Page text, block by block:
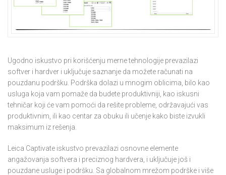
Ugodno iskustvo pri korišćenju merne tehnologije prevazilazi
softver i hardver i uključuje saznanje da možete računati na
pouzdanu podršku. Podrška dolazi u mnogim oblicima, bilo kao
usluga koja vam pomaže da budete produktivniji, kao iskusni
tehničar koji će vam pomoći da rešite probleme, održavajući vas
produktivnim, ili kao centar za obuku ili učenje kako biste izvukli
maksimum iz rešenja.
Leica Captivate iskustvo prevazilazi osnovne elemente
angažovanja softvera i preciznog hardvera, i uključuje još i
pouzdane usluge i podršku. Sa globalnom mrežom podrške i više